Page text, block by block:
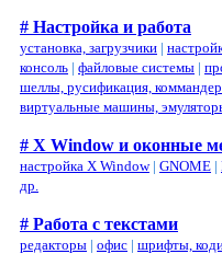
# Настройка и работа
установка, загрузчики |
консоль | файловые системы |
шеллы, русификация,
виртуальные машины,
# X Window и оконные
настройка X Window| GNOME |
др.
# Работа с текстами
редакторы | офис | шрифты,